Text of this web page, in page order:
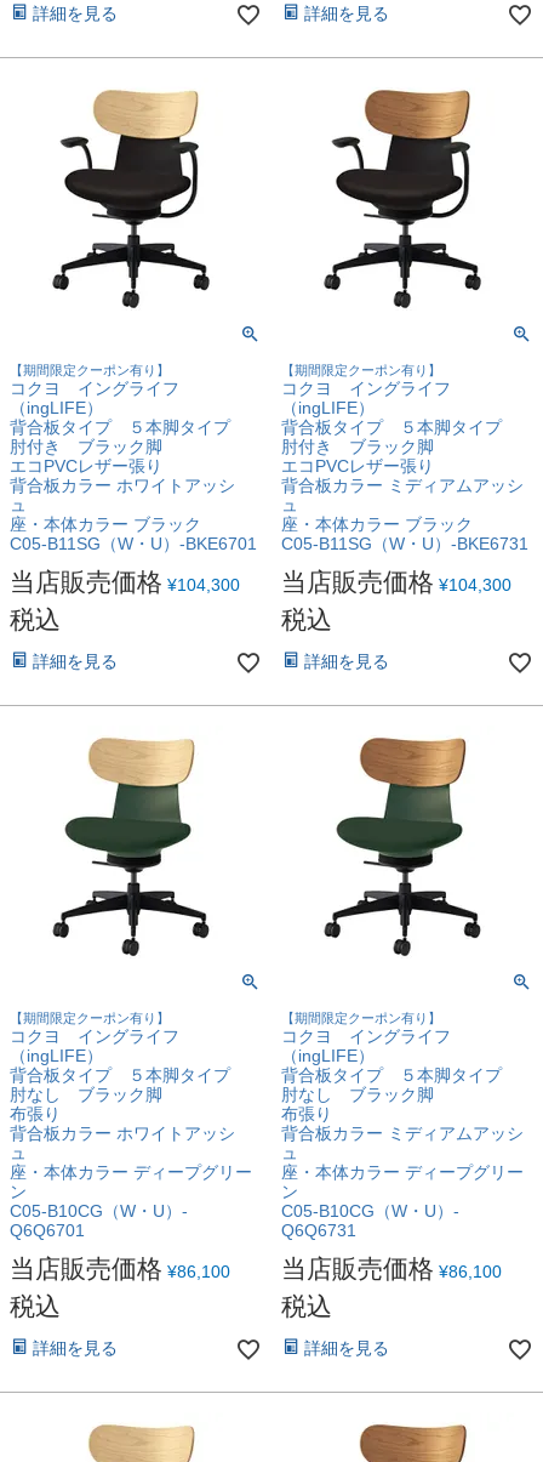
詳細を見る 詳細を見る
【期間限定クーポン有り】
コクヨ イングライフ
（ingLIFE）
背合板タイプ ５本脚タイプ
肘付き ブラック脚
エコPVCレザー張り
背合板カラー ホワイトアッシ
ュ
座・本体カラー ブラック
C05-B11SG（W・U）-BKE6701
当店販売価格 ¥104,300
税込
詳細を見る
【期間限定クーポン有り】
コクヨ イングライフ
（ingLIFE）
背合板タイプ ５本脚タイプ
肘付き ブラック脚
エコPVCレザー張り
背合板カラー ミディアムアッシ
ュ
座・本体カラー ブラック
C05-B11SG（W・U）-BKE6731
当店販売価格 ¥104,300
税込
詳細を見る
【期間限定クーポン有り】
コクヨ イングライフ
（ingLIFE）
背合板タイプ ５本脚タイプ
肘なし ブラック脚
布張り
背合板カラー ホワイトアッシ
ュ
座・本体カラー ディープグリー
ン
C05-B10CG（W・U）-
Q6Q6701
当店販売価格 ¥86,100
税込
詳細を見る
【期間限定クーポン有り】
コクヨ イングライフ
（ingLIFE）
背合板タイプ ５本脚タイプ
肘なし ブラック脚
布張り
背合板カラー ミディアムアッシ
ュ
座・本体カラー ディープグリー
ン
C05-B10CG（W・U）-
Q6Q6731
当店販売価格 ¥86,100
税込
詳細を見る